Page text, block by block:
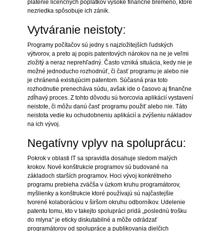
platenie licenčných poplatkov vysoké finančné bremeno, ktoré
nezriedka spôsobuje ich zánik.
Vytváranie neistoty:
Programy počítačov sú jedny s najzložitejších ľudských
výtvorov, a preto aj popis patentových nárokov na ne je veľmi
zložitý a neraz neprehľadný. Často vzniká situácia, kedy nie je
možné jednoducho rozhodnúť, či časť programu je alebo nie
je chránená existujúcim patentom. Súčasná prax toto
rozhodnutie prenecháva súdu, avšak ide o časovo aj finančne
zdĺhavý proces. Z tohto dôvodu sú tvorcovia aplikácií vystavení
neistote, či môžu danú časť programu použiť alebo nie. Táto
neistota vedie ku ochudobneniu aplikácií a zvýšeniu nákladov
na ich vývoj.
Negatívny vplyv na spoluprácu:
Pokrok v oblasti IT sa spravidla dosahuje sledom malých
krokov. Nové konštrukcie programov sú budované na
základoch starších programov. Hoci vývoj konkrétneho
programu prebieha zväčša v úzkom kruhu programátorov,
myšlienky a konštrukcie ktoré používajú sú najčastejšie
tvorené kolaboráciou v širšom okruhu odborníkov. Udelenie
patentu tomu, kto v takejto spolupráci pridá „poslednú trošku
do mlyna“ je eticky diskutabilné a môže odrádzať
programátorov od spolupráce a publikovania dielčich